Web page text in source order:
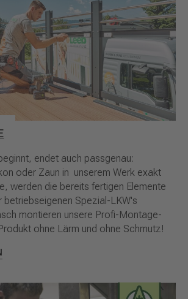
endet auch passgenau:
oder Zaun in unserem Werk exakt
werden die bereits fertigen Elemente
betriebseigenen Spezial-LKW's
montieren unsere Profi-Montage-
ohne Lärm und ohne Schmutz!